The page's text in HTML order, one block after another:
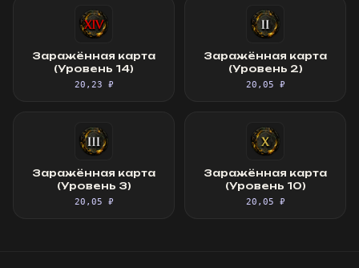
Заражённая карта
(Уровень 14)
20,23 ₽
Заражённая карта
(Уровень 2)
20,05 ₽
Заражённая карта
(Уровень 3)
20,05 ₽
Заражённая карта
(Уровень 10)
20,05 ₽